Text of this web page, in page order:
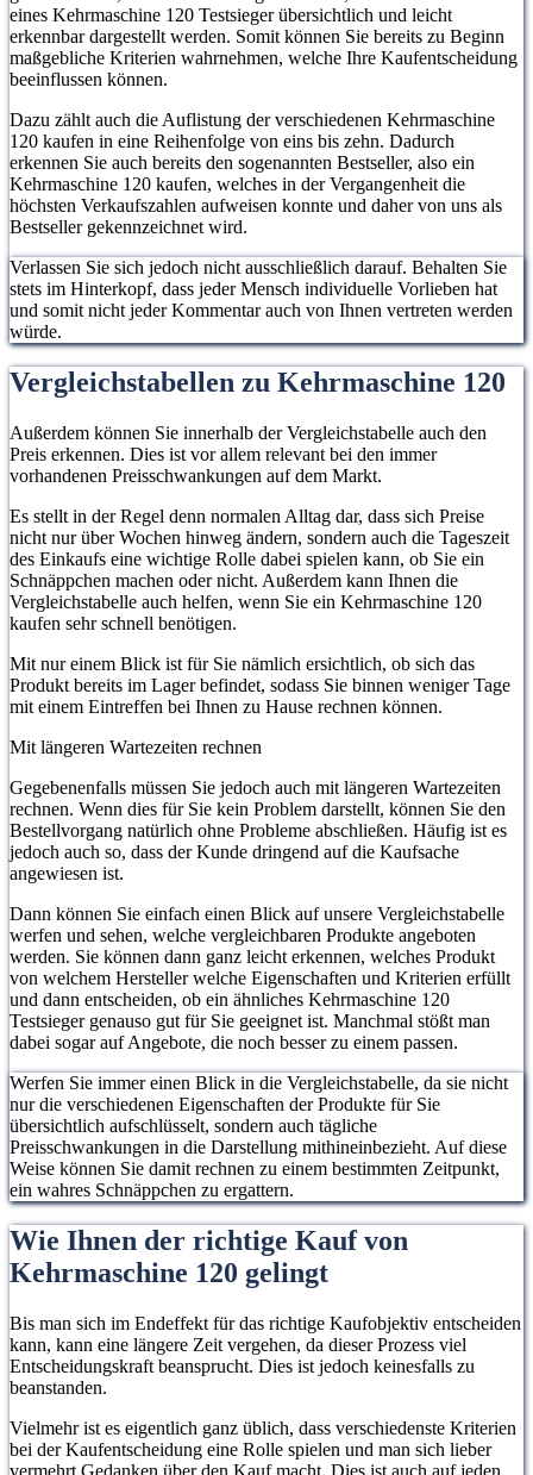
eines Kehrmaschine 120 Testsieger übersichtlich und leicht
erkennbar dargestellt werden. Somit können Sie bereits zu Beginn
maßgebliche Kriterien wahrnehmen, welche Ihre Kaufentscheidung
beeinflussen können.
Dazu zählt auch die Auflistung der verschiedenen Kehrmaschine
120 kaufen in eine Reihenfolge von eins bis zehn. Dadurch
erkennen Sie auch bereits den sogenannten Bestseller, also ein
Kehrmaschine 120 kaufen, welches in der Vergangenheit die
höchsten Verkaufszahlen aufweisen konnte und daher von uns als
Bestseller gekennzeichnet wird.
Verlassen Sie sich jedoch nicht ausschließlich darauf. Behalten Sie
stets im Hinterkopf, dass jeder Mensch individuelle Vorlieben hat
und somit nicht jeder Kommentar auch von Ihnen vertreten werden
würde.
Vergleichstabellen zu Kehrmaschine 120
Außerdem können Sie innerhalb der Vergleichstabelle auch den
Preis erkennen. Dies ist vor allem relevant bei den immer
vorhandenen Preisschwankungen auf dem Markt.
Es stellt in der Regel denn normalen Alltag dar, dass sich Preise
nicht nur über Wochen hinweg ändern, sondern auch die Tageszeit
des Einkaufs eine wichtige Rolle dabei spielen kann, ob Sie ein
Schnäppchen machen oder nicht. Außerdem kann Ihnen die
Vergleichstabelle auch helfen, wenn Sie ein Kehrmaschine 120
kaufen sehr schnell benötigen.
Mit nur einem Blick ist für Sie nämlich ersichtlich, ob sich das
Produkt bereits im Lager befindet, sodass Sie binnen weniger Tage
mit einem Eintreffen bei Ihnen zu Hause rechnen können.
Mit längeren Wartezeiten rechnen
Gegebenenfalls müssen Sie jedoch auch mit längeren Wartezeiten
rechnen. Wenn dies für Sie kein Problem darstellt, können Sie den
Bestellvorgang natürlich ohne Probleme abschließen. Häufig ist es
jedoch auch so, dass der Kunde dringend auf die Kaufsache
angewiesen ist.
Dann können Sie einfach einen Blick auf unsere Vergleichstabelle
werfen und sehen, welche vergleichbaren Produkte angeboten
werden. Sie können dann ganz leicht erkennen, welches Produkt
von welchem Hersteller welche Eigenschaften und Kriterien erfüllt
und dann entscheiden, ob ein ähnliches Kehrmaschine 120
Testsieger genauso gut für Sie geeignet ist. Manchmal stößt man
dabei sogar auf Angebote, die noch besser zu einem passen.
Werfen Sie immer einen Blick in die Vergleichstabelle, da sie nicht
nur die verschiedenen Eigenschaften der Produkte für Sie
übersichtlich aufschlüsselt, sondern auch tägliche
Preisschwankungen in die Darstellung mithineinbezieht. Auf diese
Weise können Sie damit rechnen zu einem bestimmten Zeitpunkt,
ein wahres Schnäppchen zu ergattern.
Wie Ihnen der richtige Kauf von
Kehrmaschine 120 gelingt
Bis man sich im Endeffekt für das richtige Kaufobjektiv entscheiden
kann, kann eine längere Zeit vergehen, da dieser Prozess viel
Entscheidungskraft beansprucht. Dies ist jedoch keinesfalls zu
beanstanden.
Vielmehr ist es eigentlich ganz üblich, dass verschiedenste Kriterien
bei der Kaufentscheidung eine Rolle spielen und man sich lieber
vermehrt Gedanken über den Kauf macht. Dies ist auch auf jeden